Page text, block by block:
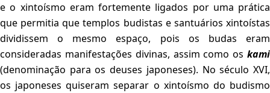
e o xintoísmo eram fortemente ligados por uma prática
que permitia que templos budistas e santuários xintoístas
dividissem o mesmo espaço, pois os budas eram
consideradas manifestações divinas, assim como os kami
(denominação para os deuses japoneses). No século XVI,
os japoneses quiseram separar o xintoísmo do budismo